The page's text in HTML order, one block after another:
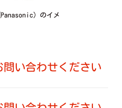
）のイメ
問い合わせください